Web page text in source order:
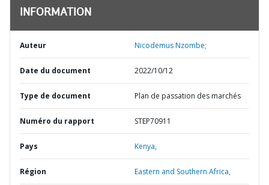
INFORMATION
Auteur Nicodemus Nzombe;
Date du document 2022/10/12
Type de document Plan de passation des marchés
Numéro du rapport STEP70911
Pays Kenya,
Région Eastern and Southern Africa,